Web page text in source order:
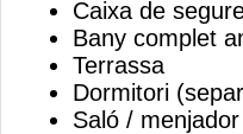
Caixa de
Bany complet
Terrassa
Dormitori
Saló / menjador